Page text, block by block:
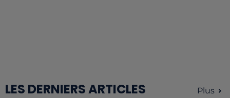
LES DERNIERS ARTICLES Plus